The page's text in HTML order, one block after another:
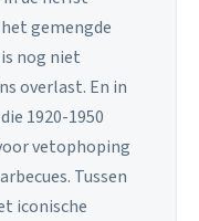
gemengde
nog niet
overlast. En in
1920-1950
vetophoping
Tussen
iconische